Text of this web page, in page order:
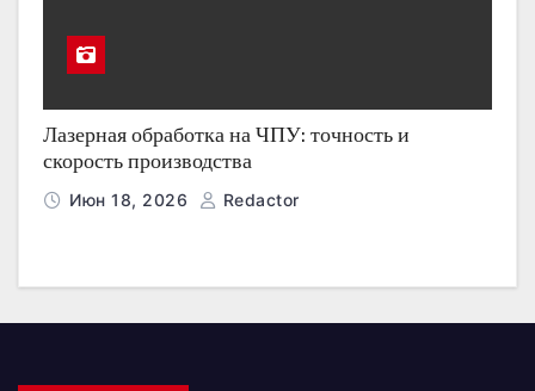
Лазерная обработка на ЧПУ: точность и
скорость производства
Июн 18, 2026 Redactor